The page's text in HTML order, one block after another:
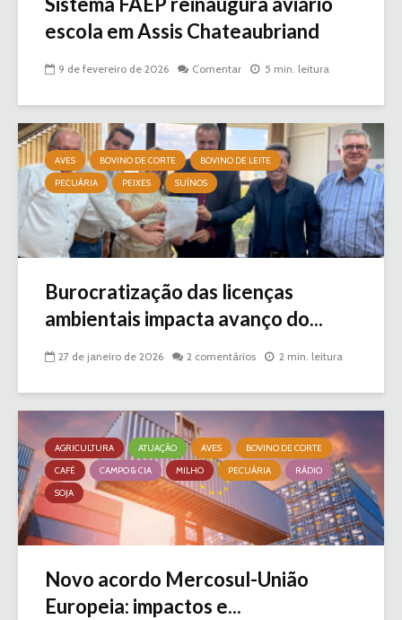
escola em Assis Chateaubriand
9 de fevereiro de 2026 Comentar 5 min. leitura
AVES BOVINO DE CORTE
BOVINO DE LEITE
PECUÁRIA
PEIXES SUÍNOS
Burocratização das licenças
ambientais impacta avanço do...
27 de janeiro de 2026 2 comentários 2 min. leitura
AGRICULTURA ATUAÇÃO AVES
BOVINO DE CORTE
CAFÉ
CAMPO & CIA MILHO PECUÁRIA
RÁDIO
SOJA
Novo acordo Mercosul-União
Europeia: impactos e...